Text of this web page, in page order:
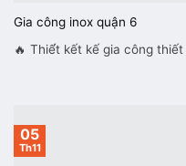
Gia công inox quận 6
🔥 Thiế́t kết kế gia công
05
Th11